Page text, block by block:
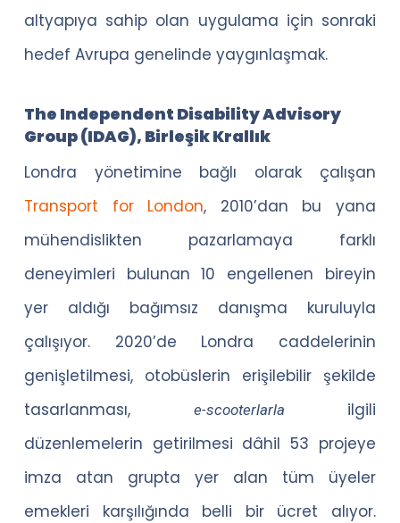
altyapıya sahip olan uygulama için sonraki
hedef Avrupa genelinde yaygınlaşmak.
The Independent Disability Advisory
Group (IDAG), Birleşik Krallık
Londra yönetimine bağlı olarak çalışan
Transport for London, 2010’dan bu yana
mühendislikten pazarlamaya farklı
deneyimleri bulunan 10 engellenen bireyin
yer aldığı bağımsız danışma kuruluyla
çalışıyor. 2020’de Londra caddelerinin
genişletilmesi, otobüslerin erişilebilir şekilde
tasarlanması, e-scooterlarla ilgili
düzenlemelerin getirilmesi dâhil 53 projeye
imza atan grupta yer alan tüm üyeler
emekleri karşılığında belli bir ücret alıyor.